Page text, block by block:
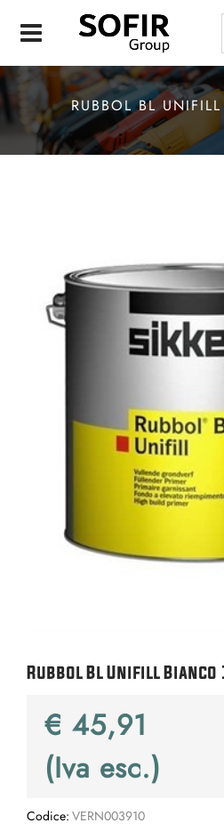
RUBBOL BL
Rubbol Bl Unifill Bianco
€ 45,91
(Iva esc.)
Codice: VERN003910